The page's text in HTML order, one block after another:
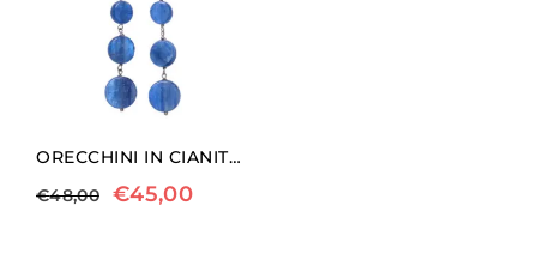
ORECCHINI IN CIANITE ED ARGENTO
€48,00 €45,00